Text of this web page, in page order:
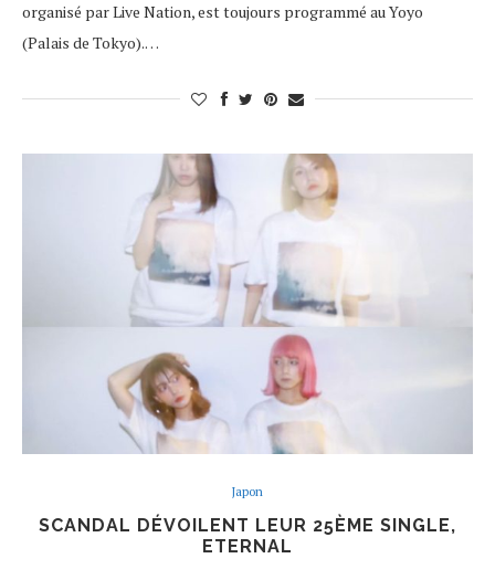
organisé par Live Nation, est toujours programmé au Yoyo
(Palais de Tokyo).…
Japon
SCANDAL DÉVOILENT LEUR 25ÈME SINGLE,
ETERNAL